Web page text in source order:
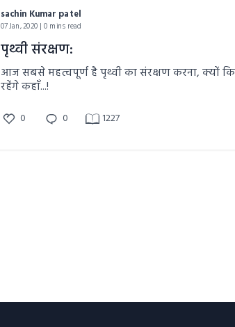
sachin Kumar patel
07 Jan, 2020 | 0 mins read
पृथ्वी संरक्षण:
आज सबसे महत्वपूर्ण है पृथ्वी का संरक्षण करना, क्यों कि
रहेंगे कहाँ...!
0 0 1227